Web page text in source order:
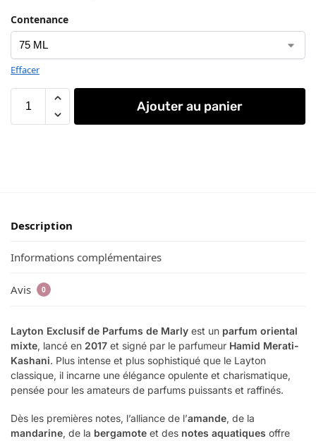
Contenance
Effacer
Ajouter au panier
Description
Informations complémentaires
Avis 0
Layton Exclusif de Parfums de Marly est un parfum oriental
mixte, lancé en 2017 et signé par le parfumeur Hamid Merati-
Kashani. Plus intense et plus sophistiqué que le Layton
classique, il incarne une élégance opulente et charismatique,
pensée pour les amateurs de parfums puissants et raffinés.
Dès les premières notes, l’alliance de l’amande, de la
mandarine, de la bergamote et des notes aquatiques offre